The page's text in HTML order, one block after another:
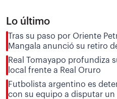
Lo último
Tras su paso por Oriente
Mangala anunció su retiro
Real Tomayapo profundiza
local frente a Real Oruro
Futbolista argentino es
con su equipo a disputar un